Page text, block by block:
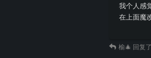
我个人感
在上面魔
榆🎄 回复